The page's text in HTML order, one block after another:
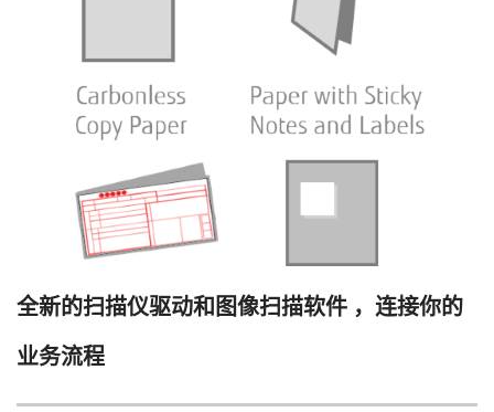
全新的扫描仪驱动和图像扫描软件 ，连接你的
业务流程